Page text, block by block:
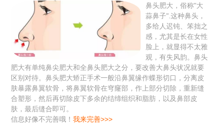
鼻头肥大，俗称"大
蒜鼻子".这种鼻头，
多给人迟钝、笨拙之
感，尤其是长在女性
脸上，就显得不太雅
观，有失风韵。鼻头
肥大有单纯鼻尖肥大和全鼻头肥大之分，要改善大鼻头状况就要
区别对待。鼻头肥大矫正手术一般沿鼻翼缘作蝶形切口，分离皮
肤暴露鼻翼软骨，将鼻翼软骨在穹窿部，作上部分切除，重新缝
合塑形，然后再切除皮下多余的结缔组织和脂肪，以及鼻部皮
肤，最后缝合即可。
信息好像不完善哦！我来完善>>>